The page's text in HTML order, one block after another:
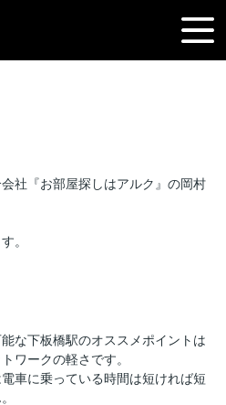
社『お部屋探しはアルク』の岡村
。
な下板橋駅のオススメポイントは
ワークの軽さです。
車に乗っている時間は短ければ短